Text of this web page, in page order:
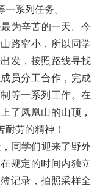
系列任务。
为辛苦的一天。今
路窄小，所以同学
发，按照路线寻找
员分工合作，完成
等一系列工作。在
了凤凰山的山顶，
劳的精神！
同学们迎来了野外
规定的时间内独立
记录，拍照采样全